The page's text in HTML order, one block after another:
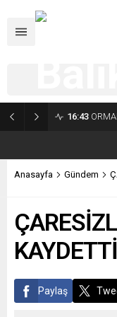
16:43
Anasayfa Gündem
KAYDETTİ
Paylaş